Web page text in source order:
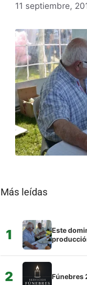
11 septiembre,
Más leídas
1
Este
2 Fúnebres